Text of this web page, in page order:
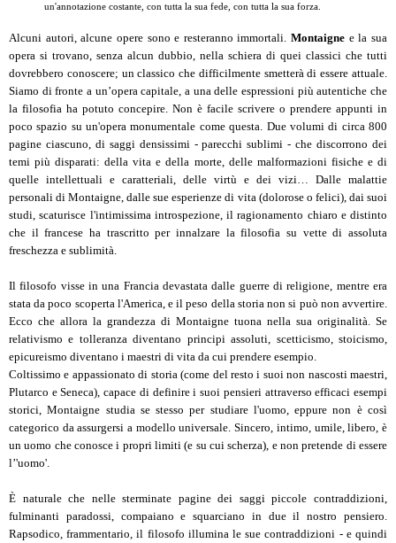
un'annotazione costante, con tutta la sua fede, con tutta la sua forza.
Alcuni autori, alcune opere sono e resteranno immortali.Montaigne e la sua
opera si trovano, senza alcun dubbio, nella schiera di quei classici che tutti
dovrebbero conoscere; un classico che difficilmente smetterà di essere attuale.
Siamo di fronte a un’opera capitale, a una delle espressioni più autentiche che
la filosofia ha potuto concepire. Non è facile scrivere o prendere appunti in
poco spazio su un'opera monumentale come questa. Due volumi di circa 800
pagine ciascuno, di saggi densissimi - parecchi sublimi - che discorrono dei
temi più disparati: della vita e della morte, delle malformazioni fisiche e di
quelle intellettuali e caratteriali, delle virtù e dei vizi… Dalle malattie
personali di Montaigne, dalle sue esperienze di vita (dolorose o felici), dai suoi
studi, scaturisce l'intimissima introspezione, il ragionamento chiaro e distinto
che il francese ha trascritto per innalzare la filosofia su vette di assoluta
freschezza e sublimità.
Il filosofo visse in una Francia devastata dalle guerre di religione, mentre era
stata da poco scoperta l'America, e il peso della storia non si può non avvertire.
Ecco che allora la grandezza di Montaigne tuona nella sua originalità. Se
relativismo e tolleranza diventano principi assoluti, scetticismo, stoicismo,
epicureismo diventano i maestri di vita da cui prendere esempio.
Coltissimo e appassionato di storia (come del resto i suoi non nascosti maestri,
Plutarco e Seneca), capace di definire i suoi pensieri attraverso efficaci esempi
storici, Montaigne studia se stesso per studiare l'uomo, eppure non è così
categorico da assurgersi a modello universale. Sincero, intimo, umile, libero, è
un uomo che conosce i propri limiti (e su cui scherza), e non pretende di essere
l’'uomo'.
È naturale che nelle sterminate pagine dei saggi piccole contraddizioni,
fulminanti paradossi, compaiano e squarciano in due il nostro pensiero.
Rapsodico, frammentario, il filosofo illumina le sue contraddizioni - e quindi